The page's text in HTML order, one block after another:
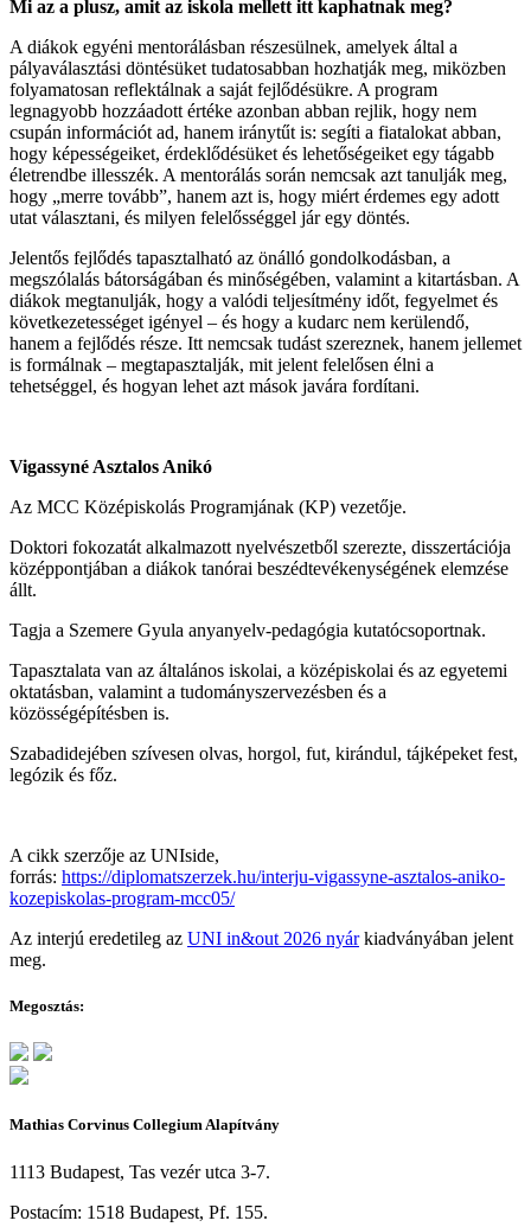
Mi az a plusz, amit az iskola mellett itt kaphatnak meg?
A diákok egyéni mentorálásban részesülnek, amelyek által a
pályaválasztási döntésüket tudatosabban hozhatják meg, miközben
folyamatosan reflektálnak a saját fejlődésükre. A program
legnagyobb hozzáadott értéke azonban abban rejlik, hogy nem
csupán információt ad, hanem iránytűt is: segíti a fiatalokat abban,
hogy képességeiket, érdeklődésüket és lehetőségeiket egy tágabb
életrendbe illesszék. A mentorálás során nemcsak azt tanulják meg,
hogy „merre tovább”, hanem azt is, hogy miért érdemes egy adott
utat választani, és milyen felelősséggel jár egy döntés.
Jelentős fejlődés tapasztalható az önálló gondolkodásban, a
megszólalás bátorságában és minőségében, valamint a kitartásban. A
diákok megtanulják, hogy a valódi teljesítmény időt, fegyelmet és
következetességet igényel – és hogy a kudarc nem kerülendő,
hanem a fejlődés része. Itt nemcsak tudást szereznek, hanem jellemet
is formálnak – megtapasztalják, mit jelent felelősen élni a
tehetséggel, és hogyan lehet azt mások javára fordítani.
Vigassyné Asztalos Anikó
Az MCC Középiskolás Programjának (KP) vezetője.
Doktori fokozatát alkalmazott nyelvészetből szerezte, disszertációja
középpontjában a diákok tanórai beszédtevékenységének elemzése
állt.
Tagja a Szemere Gyula anyanyelv-pedagógia kutatócsoportnak.
Tapasztalata van az általános iskolai, a középiskolai és az egyetemi
oktatásban, valamint a tudományszervezésben és a
közösségépítésben is.
Szabadidejében szívesen olvas, horgol, fut, kirándul, tájképeket fest,
legózik és főz.
A cikk szerzője az UNIside,
forrás: https://diplomatszerzek.hu/interju-vigassyne-asztalos-aniko-
kozepiskolas-program-mcc05/
Az interjú eredetileg az UNI in&out 2026 nyárkiadványában jelent
meg.
Megosztás:
Mathias Corvinus Collegium Alapítvány
1113 Budapest, Tas vezér utca 3-7.
Postacím: 1518 Budapest, Pf. 155.